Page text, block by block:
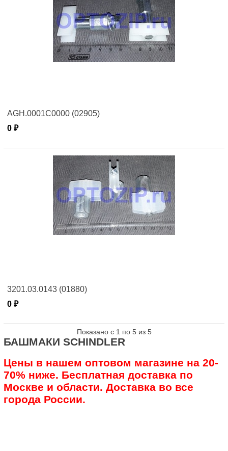
AGH.0001C0000 (02905)
0 ₽
3201.03.0143 (01880)
0 ₽
Показано с 1 по 5 из 5
БАШМАКИ SCHINDLER
Цены в нашем оптовом магазине на 20-
70% ниже. Бесплатная доставка по
Москве и области. Доставка во все
города России.